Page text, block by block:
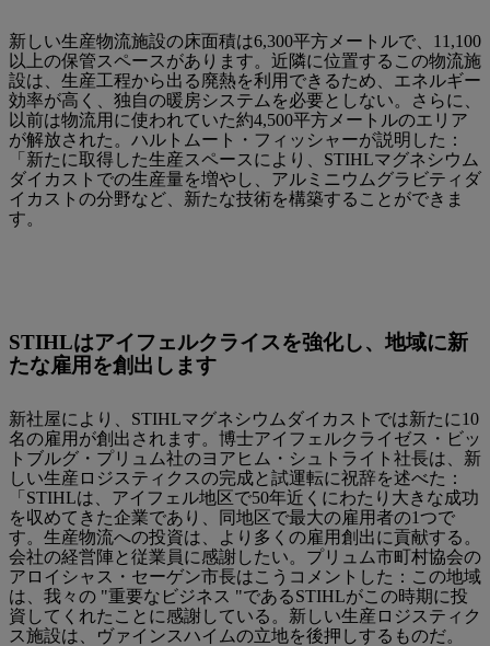
新しい生産物流施設の床面積は6,300平方メートルで、11,100
以上の保管スペースがあります。近隣に位置するこの物流施
設は、生産工程から出る廃熱を利用できるため、エネルギー
効率が高く、独自の暖房システムを必要としない。さらに、
以前は物流用に使われていた約4,500平方メートルのエリア
が解放された。ハルトムート・フィッシャーが説明した：
「新たに取得した生産スペースにより、STIHLマグネシウム
ダイカストでの生産量を増やし、アルミニウムグラビティダ
イカストの分野など、新たな技術を構築することができま
す。
STIHLはアイフェルクライスを強化し、地域に新
たな雇用を創出します
新社屋により、STIHLマグネシウムダイカストでは新たに10
名の雇用が創出されます。博士アイフェルクライゼス・ビッ
トブルグ・プリュム社のヨアヒム・シュトライト社長は、新
しい生産ロジスティクスの完成と試運転に祝辞を述べた：
「STIHLは、アイフェル地区で50年近くにわたり大きな成功
を収めてきた企業であり、同地区で最大の雇用者の1つで
す。生産物流への投資は、より多くの雇用創出に貢献する。
会社の経営陣と従業員に感謝したい。プリュム市町村協会の
アロイシャス・セーゲン市長はこうコメントした：この地域
は、我々の "重要なビジネス "であるSTIHLがこの時期に投
資してくれたことに感謝している。新しい生産ロジスティク
ス施設は、ヴァインスハイムの立地を後押しするものだ。